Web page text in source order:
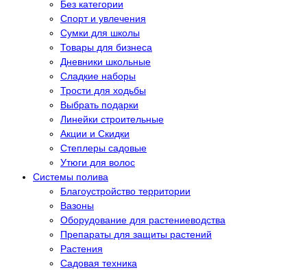
Без категории
Спорт и увлечения
Сумки для школы
Товары для бизнеса
Дневники школьные
Сладкие наборы
Трости для ходьбы
Выбрать подарки
Линейки строительные
Акции и Скидки
Степлеры садовые
Утюги для волос
Системы полива
Благоустройство территории
Вазоны
Оборудование для растениеводства
Препараты для защиты растений
Растения
Садовая техника